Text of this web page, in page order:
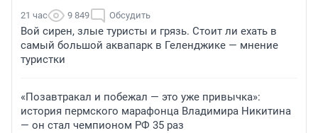
21 час 9 849 Обсудить
Вой сирен, злые туристы и грязь. Стоит ли ехать в
самый большой аквапарк в Геленджике — мнение
туристки
«Позавтракал и побежал — это уже привычка»:
история пермского марафонца Владимира Никитина
— он стал чемпионом РФ 35 раз